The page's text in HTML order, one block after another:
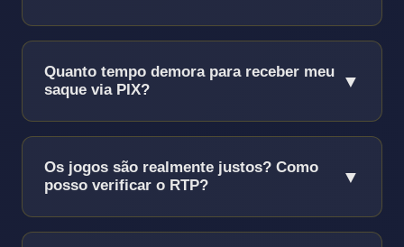
Sim, é 100% real e sacável!O bônus funciona
assim:
Depósito mínimo:
deposite R$ 1.000, receba +R$ 1.000 = R$
500 Giros grátis:50 giros/dia por 10 dias
Quanto tempo demora para receber meu
saque via PIX?
▼
PIX funciona 24/7/365, incluindo finais de
semana e feriados!
Os jogos são realmente justos? Como
posso verificar o RTP?
▼
Somos auditados mensalmente por 3